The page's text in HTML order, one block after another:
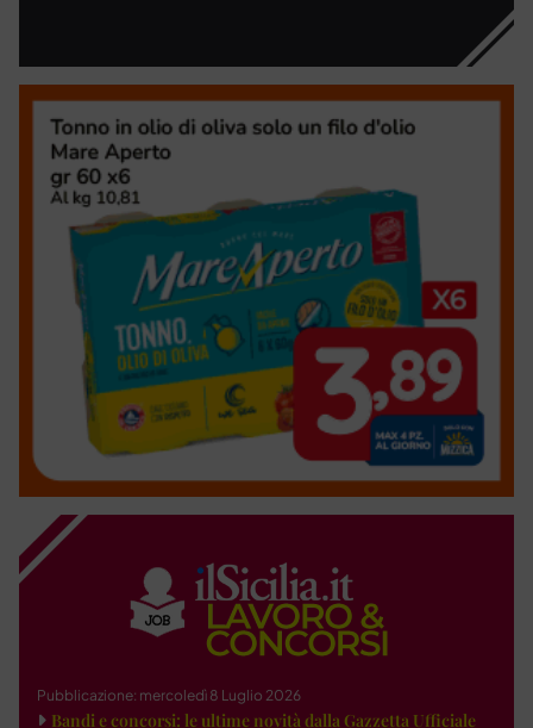
Pubblicazione: mercoledì 8 Luglio 2026
Bandi e concorsi: le ultime novità dalla Gazzetta Ufficiale